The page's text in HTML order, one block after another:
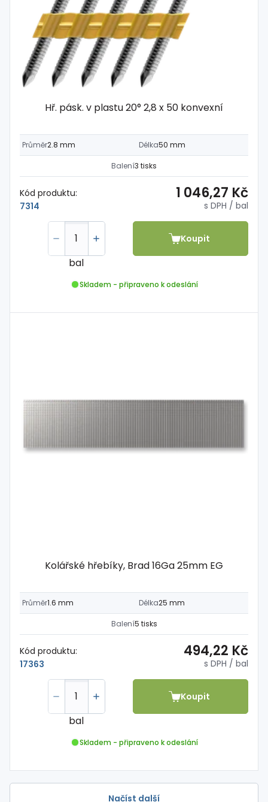
Hř. pásk. v plastu 20° 2,8 x 50 konvexní
Průměr2.8 mm Délka50 mm
Balení3 tisks
Kód produktu:
7314
1 046,27 Kč
s DPH / bal
bal
Koupit
Skladem - připraveno k odeslání
Kolářské hřebíky, Brad 16Ga 25mm EG
Průměr1.6 mm Délka25 mm
Balení5 tisks
Kód produktu:
17363
494,22 Kč
s DPH / bal
bal
Koupit
Skladem - připraveno k odeslání
Načíst další